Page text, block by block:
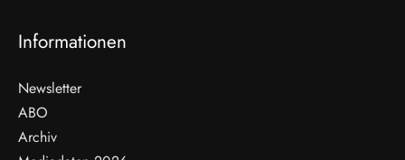
Informationen
Newsletter
ABO
Archiv